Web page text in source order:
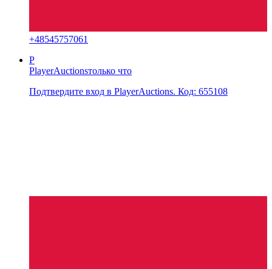
+48545757061
P
PlayerAuctionsтолько что
Подтвердите вход в PlayerAuctions. Код: 655108